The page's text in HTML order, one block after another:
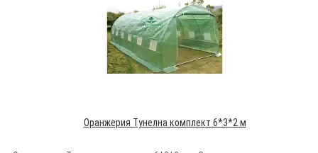
Оранжерия Тунелна комплект 6*3*2 м